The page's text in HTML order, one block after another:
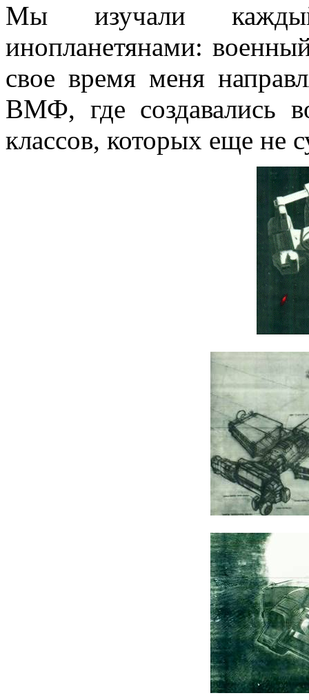
Мы изучали
инопланетянами:
свое время меня
ВМФ, где создавались
классов, которых еще не